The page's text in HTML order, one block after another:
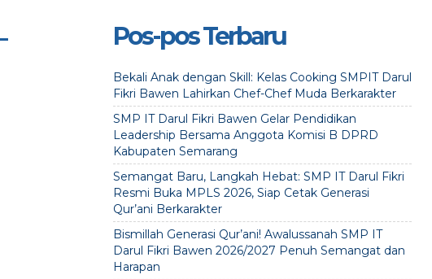
Pos-pos Terbaru
Bekali Anak dengan Skill: Kelas Cooking SMPIT Darul
Fikri Bawen Lahirkan Chef-Chef Muda Berkarakter
SMP IT Darul Fikri Bawen Gelar Pendidikan
Leadership Bersama Anggota Komisi B DPRD
Kabupaten Semarang
Semangat Baru, Langkah Hebat: SMP IT Darul Fikri
Resmi Buka MPLS 2026, Siap Cetak Generasi
Qur’ani Berkarakter
Bismillah Generasi Qur’ani! Awalussanah SMP IT
Darul Fikri Bawen 2026/2027 Penuh Semangat dan
Harapan